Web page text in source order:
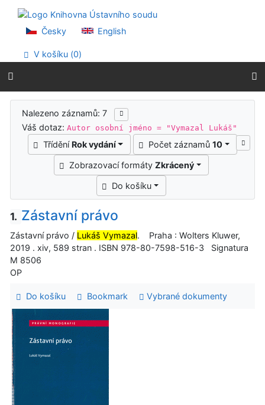
Přejít na menu
Prohlášení o webové přístupnosti
Česky English
V košíku (0)
Výsledky vyhledávání
Nalezeno záznamů: 7
Váš dotaz:Autor osobní jméno = "Vymazal Lukáš"
Třídění Rok vydání Počet záznamů 10
Zobrazovací formáty Zkrácený
Do košíku
1. Zástavní právo
Zástavní právo / Lukáš Vymazal. Praha : Wolters Kluwer,
2019 . xiv, 589 stran . ISBN 978-80-7598-516-3 Signatura
M 8506
OP
Do košíku Bookmark Vybrané dokumenty